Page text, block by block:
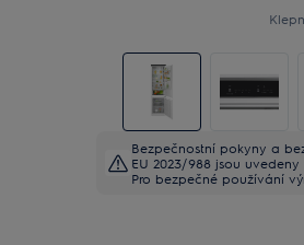
Bezpečnostní pokyny a
EU 2023/988 jsou
Pro bezpečné používání